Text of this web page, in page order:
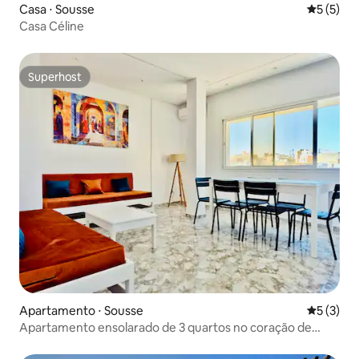
Casa ⋅ Sousse 5 de
5 (5)
Casa Céline
Superhost
Superhost
Apartamento ⋅ Sousse 5 de
5 (3)
Apartamento ensolarado de 3 quartos no coração de